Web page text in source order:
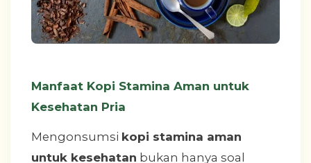
Manfaat Kopi Stamina Aman untuk
Kesehatan Pria
Mengonsumsi kopi stamina aman
untuk kesehatan bukan hanya soal